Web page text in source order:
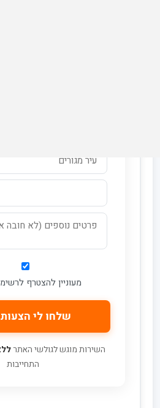
מעוניין להצטרף
השירות מוגש לגולשי האתר
התחייבות